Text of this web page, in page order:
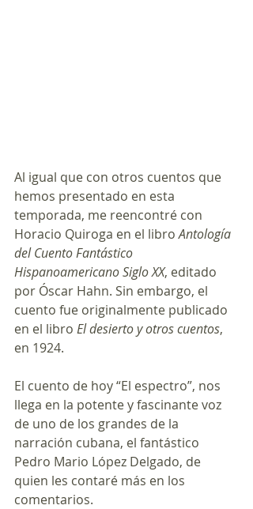
Al igual que con otros cuentos que
hemos presentado en esta
temporada, me reencontré con
Horacio Quiroga en el libro Antología
del Cuento Fantástico
Hispanoamericano Siglo XX, editado
por Óscar Hahn. Sin embargo, el
cuento fue originalmente publicado
en el libro El desierto y otros cuentos,
en 1924.
El cuento de hoy “El espectro”, nos
llega en la potente y fascinante voz
de uno de los grandes de la
narración cubana, el fantástico
Pedro Mario López Delgado, de
quien les contaré más en los
comentarios.